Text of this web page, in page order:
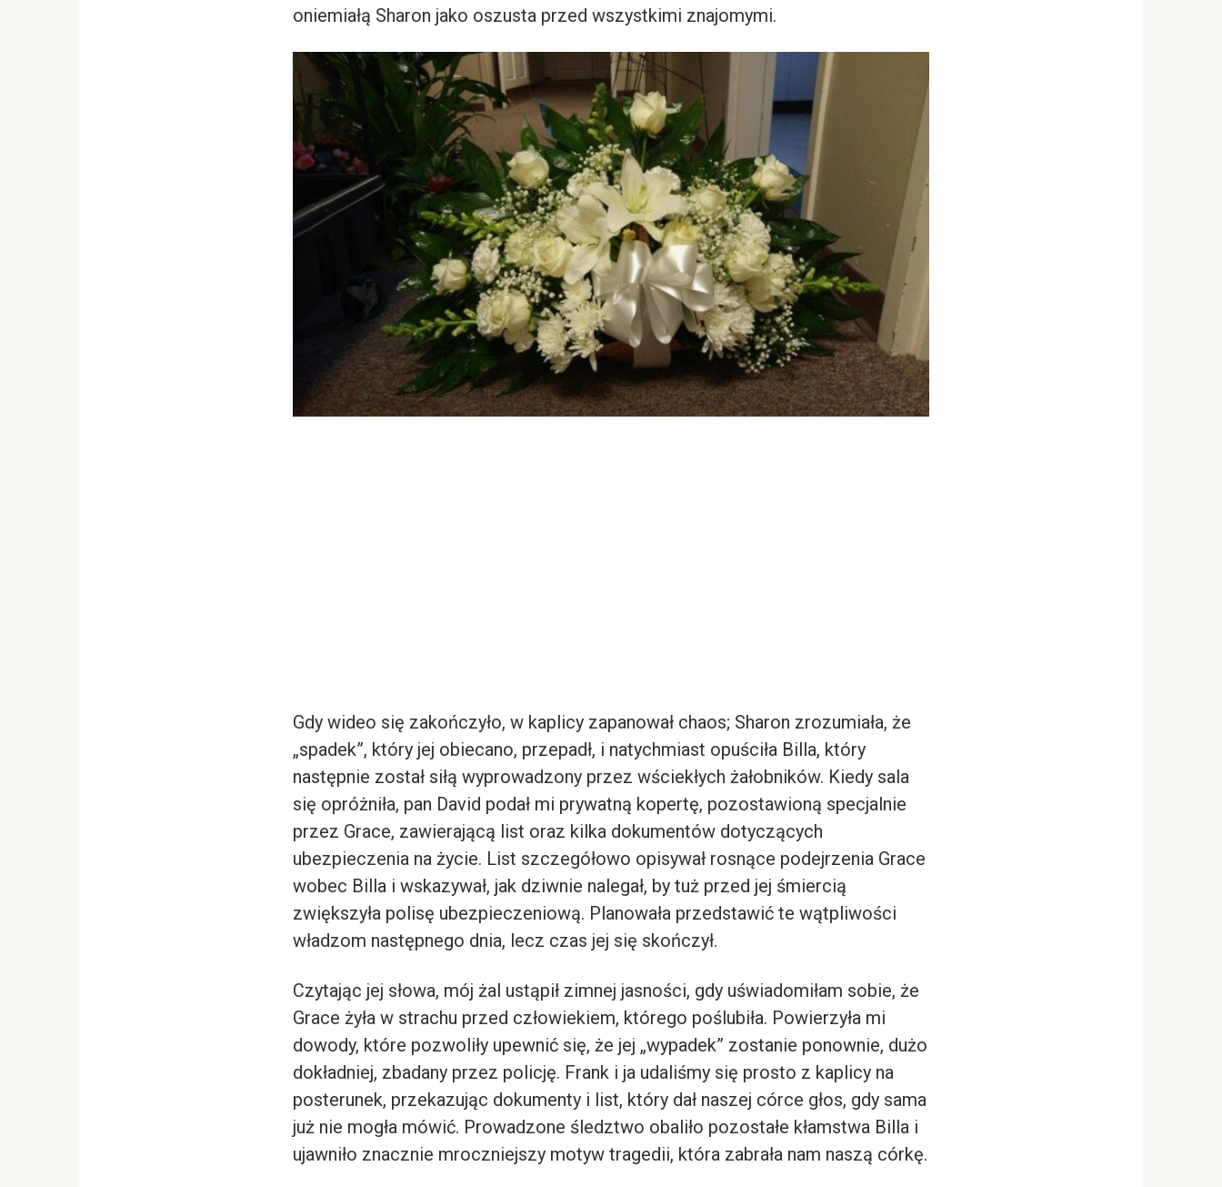
oniemiałą Sharon jako oszusta przed wszystkimi znajomymi.
Gdy wideo się zakończyło, w kaplicy zapanował chaos; Sharon zrozumiała, że
„spadek”, który jej obiecano, przepadł, i natychmiast opuściła Billa, który
następnie został siłą wyprowadzony przez wściekłych żałobników. Kiedy sala
się opróżniła, pan David podał mi prywatną kopertę, pozostawioną specjalnie
przez Grace, zawierającą list oraz kilka dokumentów dotyczących
ubezpieczenia na życie. List szczegółowo opisywał rosnące podejrzenia Grace
wobec Billa i wskazywał, jak dziwnie nalegał, by tuż przed jej śmiercią
zwiększyła polisę ubezpieczeniową. Planowała przedstawić te wątpliwości
władzom następnego dnia, lecz czas jej się skończył.
Czytając jej słowa, mój żal ustąpił zimnej jasności, gdy uświadomiłam sobie, że
Grace żyła w strachu przed człowiekiem, którego poślubiła. Powierzyła mi
dowody, które pozwoliły upewnić się, że jej „wypadek” zostanie ponownie, dużo
dokładniej, zbadany przez policję. Frank i ja udaliśmy się prosto z kaplicy na
posterunek, przekazując dokumenty i list, który dał naszej córce głos, gdy sama
już nie mogła mówić. Prowadzone śledztwo obaliło pozostałe kłamstwa Billa i
ujawniło znacznie mroczniejszy motyw tragedii, która zabrała nam naszą córkę.